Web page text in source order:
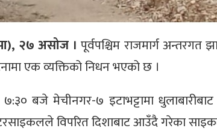
२७ असोज । पूर्वपश्चिम राजमार्ग अन्तरगत
एक व्यक्तिको निधन भएको छ ।
बजे मेचीनगर-७ इटाभट्टामा
विपरित दिशाबाट आउँदै गरेका